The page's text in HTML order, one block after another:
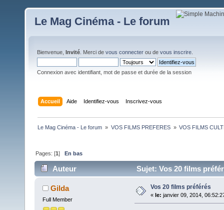
Le Mag Cinéma - Le forum
Bienvenue, Invité . Merci de vous connecter ou de vous inscrire
Connexion avec identifiant, mot de passe et durée de la session
Accueil Aide Identifiez-vous Inscrivez-vous
Le Mag Cinéma - Le forum » VOS FILMS PREFERES » VOS FILMS
Pages: [1]En bas
Auteur Sujet: Vos 20 films
Gilda
Full Member
Vos 20 films préférés
« le: janvier 09, 2014,